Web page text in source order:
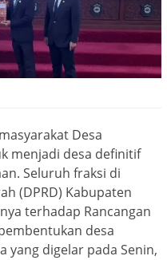
Desa
menjadi desa definitif
Seluruh fraksi di
(DPRD) Kabupaten
terhadap Rancangan
desa
digelar pada Senin,